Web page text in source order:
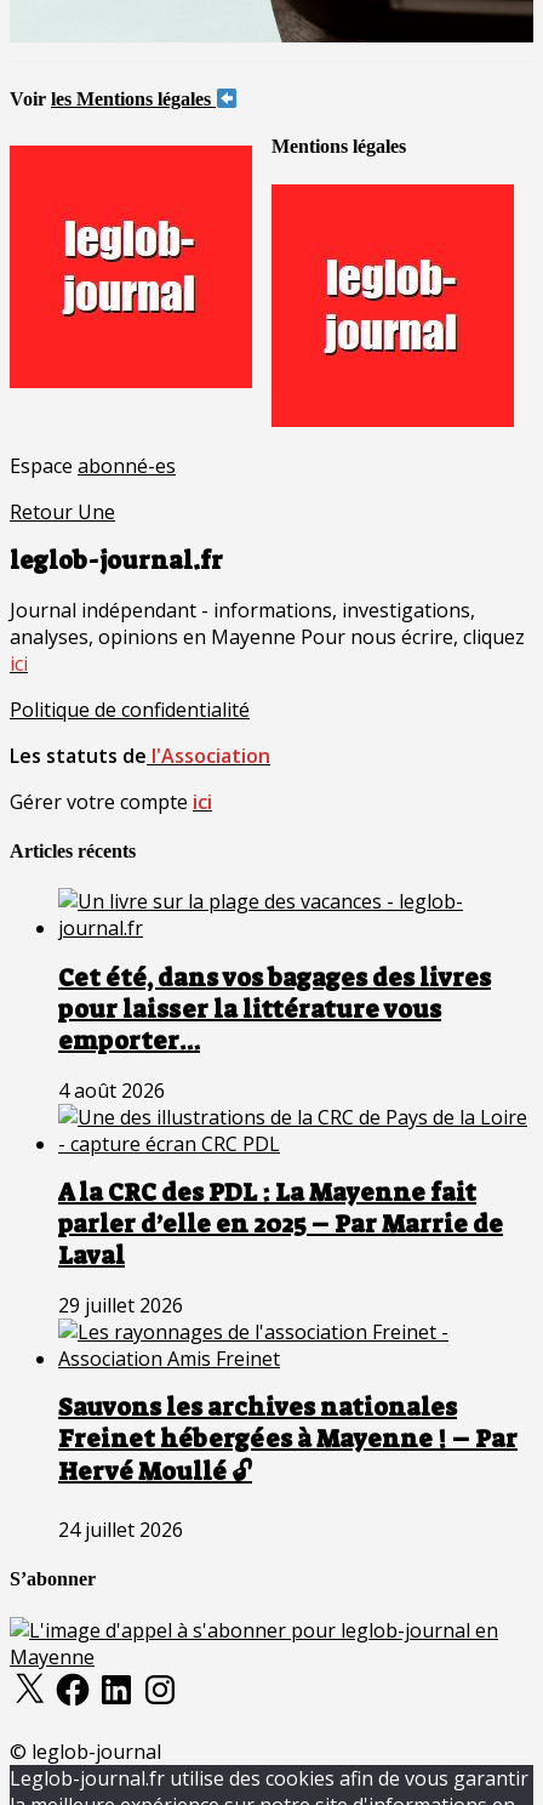
Voir les Mentions légales
Mentions légales
Espace abonné-es
Retour Une
leglob-journal.fr
Journal indépendant - informations, investigations,
analyses, opinions en Mayenne Pour nous écrire, cliquez
ici
Politique de confidentialité
Les statuts de l'Association
Gérer votre compte ici
Articles récents
Cet été, dans vos bagages des livres
pour laisser la littérature vous
emporter…
4 août 2026
A la CRC des PDL : La Mayenne fait
parler d’elle en 2025 – Par Marrie de
Laval
29 juillet 2026
Sauvons les archives nationales
Freinet hébergées à Mayenne ! – Par
Hervé Moullé 🔓
24 juillet 2026
S’abonner
X FacebookLinkedInInstagram
© leglob-journal
Leglob-journal.fr utilise des cookies afin de vous garantir